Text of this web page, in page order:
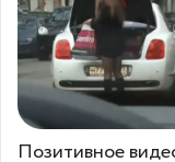
Позитивное